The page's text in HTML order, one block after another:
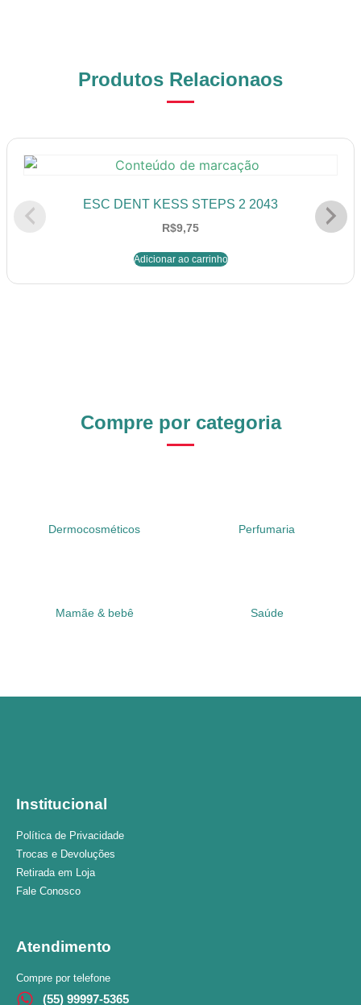
Produtos Relacionaos
ESC DENT KESS STEPS 2 2043
R$9,75
Adicionar ao carrinho
Compre por categoria
Dermocosméticos Perfumaria
Mamãe & bebê Saúde
Institucional
Política de Privacidade
Trocas e Devoluções
Retirada em Loja
Fale Conosco
Atendimento
Compre por telefone
(55) 99997-5365